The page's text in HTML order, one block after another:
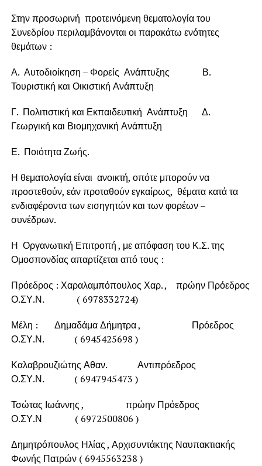
Στην προσωρινή προτεινόμενη θεματολογία του
Συνεδρίου περιλαμβάνονται οι παρακάτω ενότητες
θεμάτων :
Α. Αυτοδιοίκηση – Φορείς Ανάπτυξης Β.
Τουριστική και Οικιστική Ανάπτυξη
Γ. Πολιτιστική και Εκπαιδευτική Ανάπτυξη Δ.
Γεωργική και Βιομηχανική Ανάπτυξη
Ε. Ποιότητα Ζωής.
Η θεματολογία είναι ανοικτή, οπότε μπορούν να
προστεθούν, εάν προταθούν εγκαίρως, θέματα κατά τα
ενδιαφέροντα των εισηγητών και των φορέων –
συνέδρων.
Η Οργανωτική Επιτροπή , με απόφαση του Κ.Σ. της
Ομοσπονδίας απαρτίζεται από τους :
Πρόεδρος : Χαραλαμπόπουλος Χαρ. , πρώην Πρόεδρος
Ο.ΣΥ.Ν. ( 6978332724)
Μέλη : Δημαδάμα Δήμητρα , Πρόεδρος
Ο.ΣΥ.Ν. ( 6945425698 )
Καλαβρουζιώτης Αθαν. Αντιπρόεδρος
Ο.ΣΥ.Ν. ( 6947945473 )
Τσώτας Ιωάννης , πρώην Πρόεδρος
Ο.ΣΥ.Ν ( 6972500806 )
Δημητρόπουλος Ηλίας , Αρχισυντάκτης Ναυπακτιακής
Φωνής Πατρών ( 6945563238 )